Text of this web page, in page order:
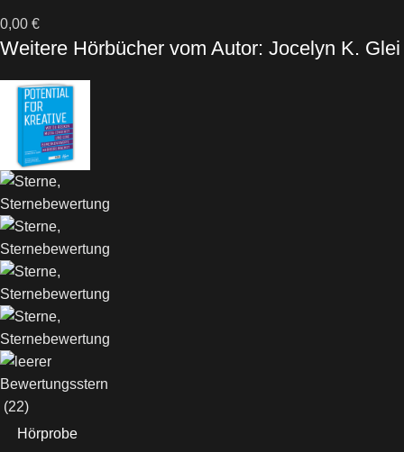
0,00 €
Weitere Hörbücher vom Autor: Jocelyn K. Glei
(22)
Hörprobe